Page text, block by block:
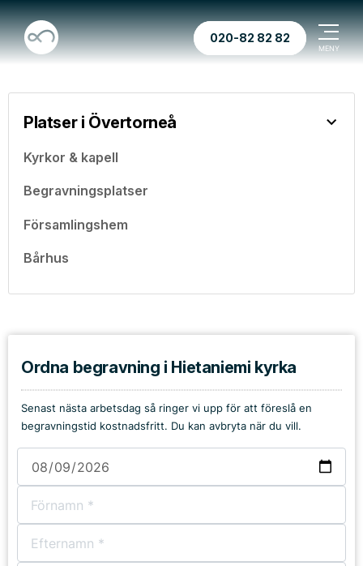
020-82 82 82
Platser i Övertorneå
Kyrkor & kapell
Begravningsplatser
Församlingshem
Bårhus
Ordna begravning i Hietaniemi kyrka
Senast nästa arbetsdag så ringer vi upp för att föreslå en
begravningstid kostnadsfritt. Du kan avbryta när du vill.